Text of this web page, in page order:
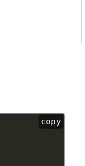
copy